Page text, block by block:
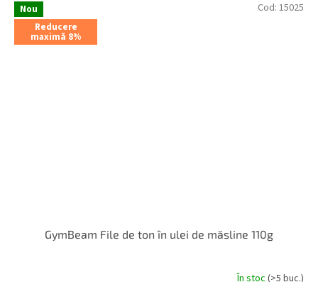
Nou
Reducere
maximă 8%
GymBeam File de ton în ulei de măsline 110g
În stoc (>5 buc.)
Cod: 15025